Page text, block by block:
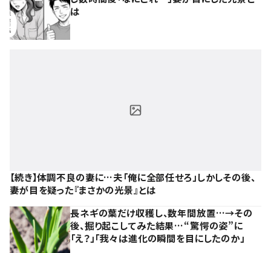
は
【続き】体調不良の妻に…夫「俺に全部任せろ」しかしその後、
妻が目を疑った『まさかの光景』とは
長ネギの葉だけ収穫し、数年間放置…→その
後、掘り起こしてみた結果…“驚愕の姿”に
「え？」「我々は進化の瞬間を目にしたのか」